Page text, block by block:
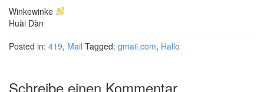
Winkewinke
Huài Dàn
Posted in: 419, Mail Tagged: gmail.com, Hallo
Schreibe einen Kommentar